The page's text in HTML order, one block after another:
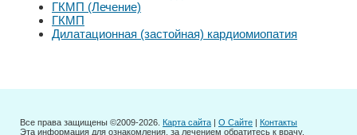
ГКМП (Лечение)
ГКМП
Дилатационная (застойная) кардиомиопатия
Все права защищены ©2009-2026. Карта сайта | О Сайте | Контакты
Эта информация для ознакомления, за лечением обратитесь к врачу.